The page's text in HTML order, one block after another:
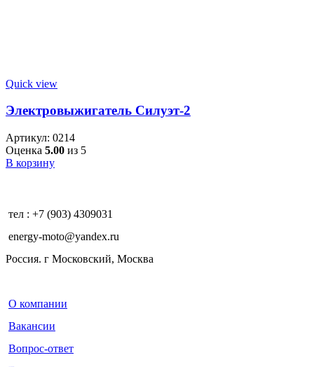
Quick view
Электровыжигатель Силуэт-2
Артикул: 0214
Оценка 5.00 из 5
В корзину
тел : +7 (903) 4309031
energy-moto@yandex.ru
Россия. г Московский, Москва
О компании
Вакансии
Вопрос-ответ